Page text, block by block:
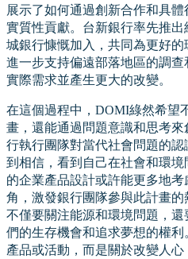
展示了如何通過創新合作和具
實質性貢獻。台新銀行率先推
城銀行慷慨加入，共同為更好
進一步支持偏遠部落地區的調
實際需求並產生更大的改變。
在這個過程中，DOMI綠然希望
畫，還能通過問題意識和思考
行執行團隊對當代社會問題的
到相信，看到自己在社會和環
的企業產品設計或許能更多地
角，激發銀行團隊參與此計畫的
不僅要關注能源和環境問題，
們的生存機會和追求夢想的權
產品或活動，而是關於改變人